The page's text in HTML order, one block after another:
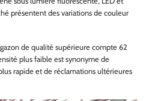
présentent des variations de couleur
de qualité supérieure compte 62
plus faible est synonyme de
rapide et de réclamations ultérieures